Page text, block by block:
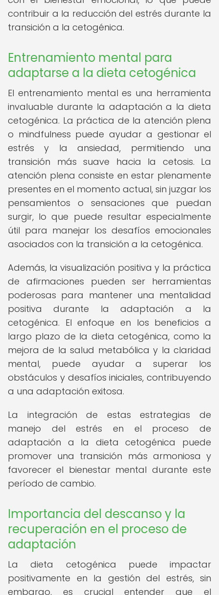
contribuir a la reducción del estrés durante la
transición a la cetogénica.
Entrenamiento mental para
adaptarse a la dieta cetogénica
El entrenamiento mental es una herramienta
invaluable durante la adaptación a la dieta
cetogénica. La práctica de la atención plena
o mindfulness puede ayudar a gestionar el
estrés y la ansiedad, permitiendo una
transición más suave hacia la cetosis. La
atención plena consiste en estar plenamente
presentes en el momento actual, sin juzgar los
pensamientos o sensaciones que puedan
surgir, lo que puede resultar especialmente
útil para manejar los desafíos emocionales
asociados con la transición a la cetogénica.
Además, la visualización positiva y la práctica
de afirmaciones pueden ser herramientas
poderosas para mantener una mentalidad
positiva durante la adaptación a la
cetogénica. El enfoque en los beneficios a
largo plazo de la dieta cetogénica, como la
mejora de la salud metabólica y la claridad
mental, puede ayudar a superar los
obstáculos y desafíos iniciales, contribuyendo
a una adaptación exitosa.
La integración de estas estrategias de
manejo del estrés en el proceso de
adaptación a la dieta cetogénica puede
promover una transición más armoniosa y
favorecer el bienestar mental durante este
período de cambio.
Importancia del descanso y la
recuperación en el proceso de
adaptación
La dieta cetogénica puede impactar
positivamente en la gestión del estrés, sin
embargo, es crucial entender que el